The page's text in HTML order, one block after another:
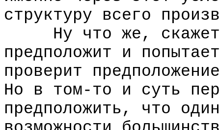
структуру всего
Ну что же, скажет
предположит и
проверит
Но в том-то и суть
предположить, что